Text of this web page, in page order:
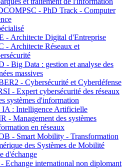
- PhD Track - Computer
- Architecte Digital d'Entreprise
- Architecte Réseaux et
- Big Data : gestion et analyse des
massives
- Cybersécurité et Cyberdéfense
- Expert cybersécurité des réseaux
systèmes d'information
: Intelligence Artificielle
- Management des systèmes
en réseaux
- Smart Mobility - Transformation
des Systèmes de Mobilité
d'échange
Echange international non diplomant